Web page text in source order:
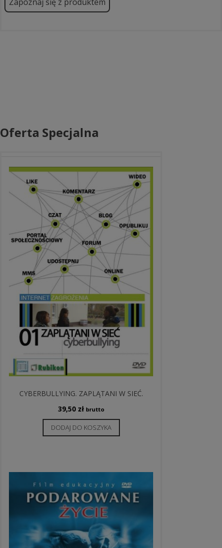
Oferta Specjalna
CYBERBULLYING. ZAPLĄTANI W SIEĆ.
39,50 zł brutto
DODAJ DO KOSZYKA